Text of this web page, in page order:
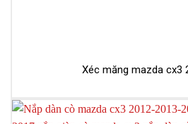
Xéc măng mazda cx3